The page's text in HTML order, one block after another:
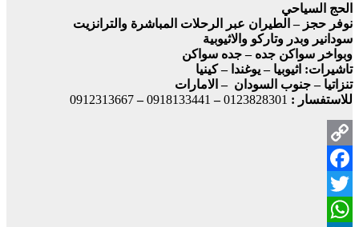
الحج السياحي
نوفر حجز – الطيران عبر الرحلات المباشرة والترانزيت
سودانير وبدر وتاركو والاثيوبية
وبواخر سواكن جده – جده سواكن
تاشيرات: اثيوبيا – يوغندا – كينيا
تنزاتيا – جنوب السودان – الامارات
للاستفسار : 0123828301
–
0918133441
–
0912313667
Copy
Link
Facebook
Twitter